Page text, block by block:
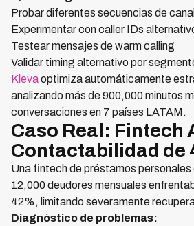
Probar diferentes secuencias de
Experimentar con caller IDs
Testear mensajes de warm calling
Validar timing alternativo por
Klevaoptimiza automáticamente
analizando más de 900,000 minutos
conversaciones en 7 países LATAM.
Caso Real: Fintech
Contactabilidad de
Una fintech de préstamos personales
12,000 deudores mensuales
42%, limitando severamente
Diagnóstico de problemas: